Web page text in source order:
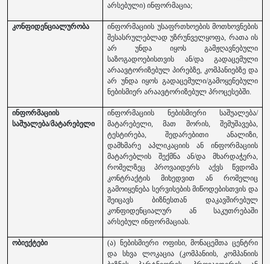
არსებული) ინფორმაცია;
კონფიდენციალურობა
ინფორმაციის უსაფრთხოების მოთხოვნების
შესასრულებლად უზრუნველყოფა, რათა ის
არ უნდა იყოს გამჟღავნებული
საზოგადოებისთვის ან/და გადაცემული
არაავტორიზებულ პირებზე, კომპანიებზე და
არ უნდა იყოს გადაცემული/გამოყენებული
ნებისმიერ არაავტორიზებულ პროცესებში.
ინფორმაციის
საშუალება/მატარებელი
ინფორმაციის ნებისმიერი საშუალება/
მატარებელი, მათ შორის, შემუშავება,
ტესტირება, შედარებითი ანალიზი,
დამხმარე აპლიკაციის ან ინფორმაციის
მატარებლის შექმნა ან/და მხარდაჭერა,
რომელზეც პროვაიდერს აქვს წვდომა
კონტრაქტის მიხედვით ან რომელიც
გამოიყენება სერვისების მიწოდებისთვის და
შეიცავს ბიზნესთან დაკავშირებულ
კონფიდენციალურ ან საკუთრებაში
არსებულ ინფორმაციას.
ობიექტები
(ა) ნებისმიერი ოფისი, მონაცემთა ცენტრი
და სხვა ლოკაცია (კომპანიის, კომპანიის